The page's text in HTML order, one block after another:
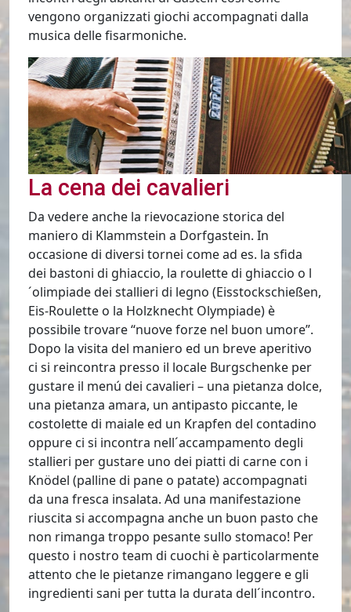
vengono organizzati giochi accompagnati dalla
musica delle fisarmoniche.
La cena dei cavalieri
Da vedere anche la rievocazione storica del
maniero di Klammstein a Dorfgastein. In
occasione di diversi tornei come ad es. la sfida
dei bastoni di ghiaccio, la roulette di ghiaccio o l
´olimpiade dei stallieri di legno (Eisstockschießen,
Eis-Roulette o la Holzknecht Olympiade) è
possibile trovare “nuove forze nel buon umore”.
Dopo la visita del maniero ed un breve aperitivo
ci si reincontra presso il locale Burgschenke per
gustare il menú dei cavalieri – una pietanza dolce,
una pietanza amara, un antipasto piccante, le
costolette di maiale ed un Krapfen del contadino
oppure ci si incontra nell´accampamento degli
stallieri per gustare uno dei piatti di carne con i
Knödel (palline di pane o patate) accompagnati
da una fresca insalata. Ad una manifestazione
riuscita si accompagna anche un buon pasto che
non rimanga troppo pesante sullo stomaco! Per
questo i nostro team di cuochi è particolarmente
attento che le pietanze rimangano leggere e gli
ingredienti sani per tutta la durata dell´incontro.